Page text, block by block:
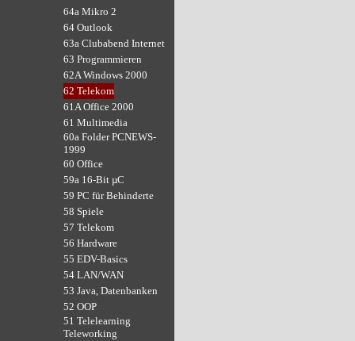
64a Mikro 2
64 Outlook
63a Clubabend Internet
63 Programmieren
62A Windows 2000
62 Telekom
61A Office 2000
61 Multimedia
60a Folder PCNEWS-
1999
60 Office
59a 16-Bit µC
59 PC für Behinderte
58 Spiele
57 Telekom
56 Hardware
55 EDV-Basics
54 LAN/WAN
53 Java, Datenbanken
52 OOP
51 Telelearning
Teleworking